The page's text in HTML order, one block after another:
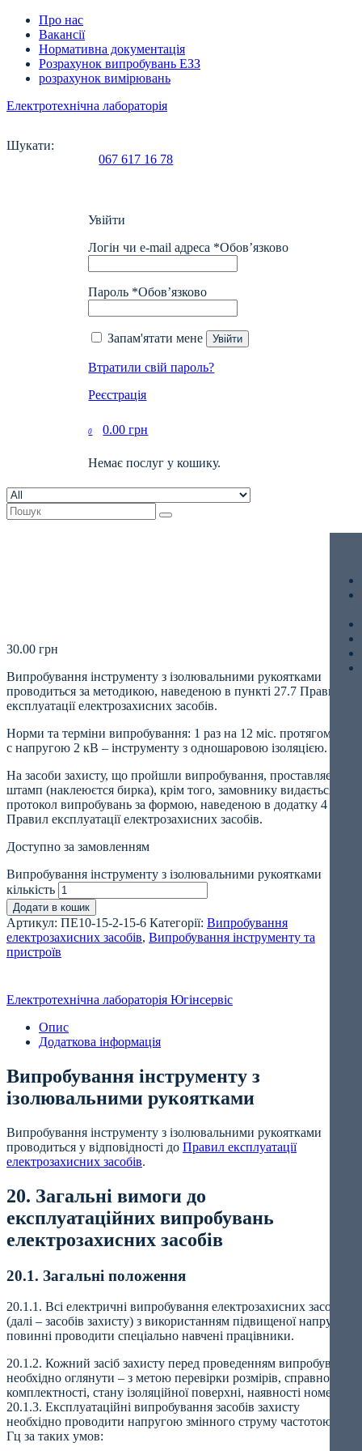
Про нас
Вакансії
Нормативна документація
Розрахунок випробувань ЕЗЗ
розрахунок вимірювань
Електротехнічна лабораторія
067 617 16 78
Увійти
Логін чи e-mail адреса *Обов’язково
Пароль *Обов’язково
Запам'ятати мене Увійти
Втратили свій пароль?
Реєстрація
0 0.00грн
Немає послуг у кошику.
Шукати:
30.00 грн
Випробування інструменту з ізолювальними рукоятками
проводиться за методикою, наведеною в пункті 27.7 Правил
експлуатації електрозахисних засобів.
Норми та терміни випробування: 1 раз на 12 міс. протягом 60
с напругою 2 кВ – інструменту з одношаровою ізоляцією.
На засоби захисту, що пройшли випробування, проставляється
штамп (наклеюєтся бирка), крім того, замовнику видається
протокол випробувань за формою, наведеною в додатку 4 до
Правил експлуатації електрозахисних засобів.
Доступно за замовленням
Випробування інструменту з ізолювальними рукоятками
кількість
Додати в кошик
Артикул: ПЕ10-15-2-15-6 Категорії: Випробування
електрозахисних засобів, Випробування інструменту та
пристроїв
Електротехнічна лабораторія Югінсервіс
Опис
Додаткова інформація
Випробування інструменту з
ізолювальними рукоятками
Випробування інструменту з ізолювальними рукоятками
проводиться у відповідності до Правил експлуатації
електрозахисних засобів.
20. Загальні вимоги до
експлуатаційних випробувань
електрозахисних засобів
20.1. Загальні положення
20.1.1. Всі електричні випробування електрозахисних засобів
(далі – засобів захисту) з використанням підвищеної напруги
повинні проводити спеціально навчені працівники.
20.1.2. Кожний засіб захисту перед проведенням випробувань
необхідно оглянути – з метою перевірки розмірів, справності,
комплектності, стану ізоляційної поверхні, наявності номера.
20.1.3. Експлуатаційні випробування засобів захисту
необхідно проводити напругою змінного струму частотою 50
Гц за таких умов: